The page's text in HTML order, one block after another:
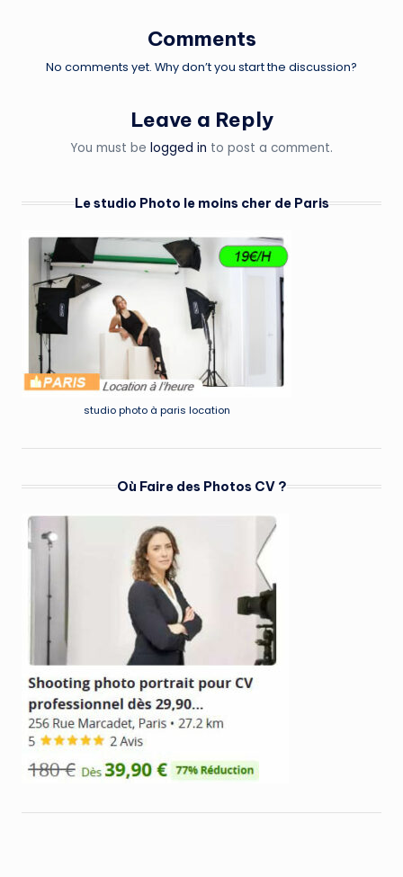
Comments
No comments yet. Why don’t you start the discussion?
Leave a Reply
You must be logged in to post a comment.
Le studio Photo le moins cher de Paris
studio photo à paris location
Où Faire des Photos CV ?